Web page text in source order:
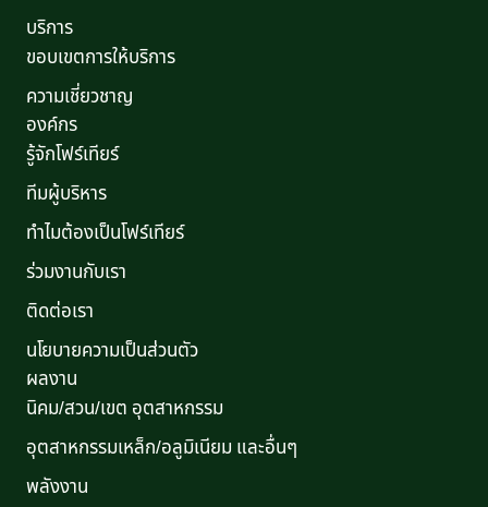
บริการ
ขอบเขตการให้บริการ
ความเชี่ยวชาญ
องค์กร
รู้จักโฟร์เทียร์
ทีมผู้บริหาร
ทำไมต้องเป็นโฟร์เทียร์
ร่วมงานกับเรา
ติดต่อเรา
นโยบายความเป็นส่วนตัว
ผลงาน
นิคม/สวน/เขต อุตสาหกรรม
อุตสาหกรรมเหล็ก/อลูมิเนียม และอื่นๆ
พลังงาน